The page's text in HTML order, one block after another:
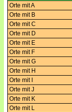
Orte mit A
Orte mit B
Orte mit C
Orte mit D
Orte mit E
Orte mit F
Orte mit G
Orte mit H
Orte mit I
Orte mit J
Orte mit K
Orte mit L